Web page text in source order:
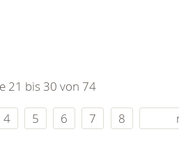
21 bis 30 von 74
4 5 6 7 8